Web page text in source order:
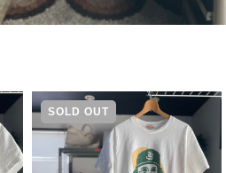
SOLD OUT